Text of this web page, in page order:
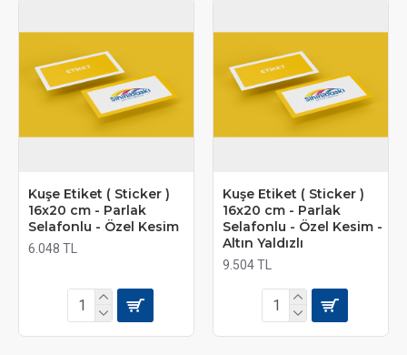
Kuşe Etiket ( Sticker )
16x20 cm - Parlak
Selafonlu - Özel Kesim
6.048 TL
Kuşe Etiket ( Sticker )
16x20 cm - Parlak
Selafonlu - Özel Kesim -
Altın Yaldızlı
9.504 TL